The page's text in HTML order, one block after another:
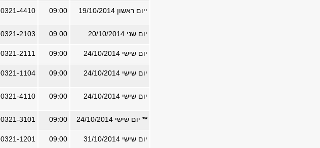
ייום ראשון 19/10/2014 09:00
0321-4410
יום שני 20/10/2014 09:00
0321-2103
יום שישי 24/10/2014 09:00
0321-2111
יום שישי 24/10/2014 09:00
0321-1104
יום שישי 24/10/2014 09:00
0321-4110
** יום שישי 24/10/2014 09:00
0321-3101
יום שישי 31/10/2014 09:00
0321-1201